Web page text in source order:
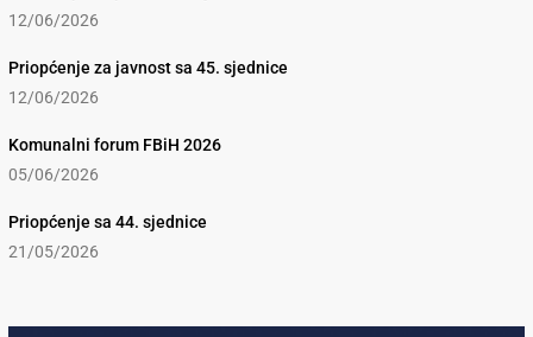
12/06/2026
Priopćenje za javnost sa 45. sjednice
12/06/2026
Komunalni forum FBiH 2026
05/06/2026
Priopćenje sa 44. sjednice
21/05/2026